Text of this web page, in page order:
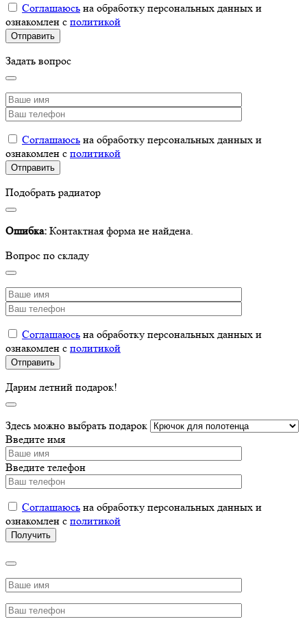
Соглашаюсь на обработку персональных данных и
ознакомлен с политикой
Задать вопрос
Соглашаюсь на обработку персональных данных и
ознакомлен с политикой
Подобрать радиатор
Ошибка: Контактная форма не найдена.
Вопрос по складу
Соглашаюсь на обработку персональных данных и
ознакомлен с политикой
Дарим летний подарок!
Здесь можно выбрать подарок
Введите имя
Введите телефон
Соглашаюсь на обработку персональных данных и
ознакомлен с политикой